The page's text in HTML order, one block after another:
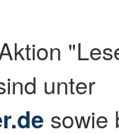
unter
sowie